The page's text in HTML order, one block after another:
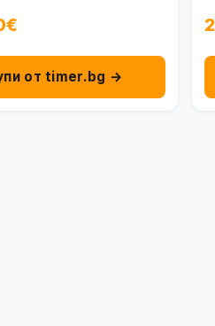
от timer.bg →